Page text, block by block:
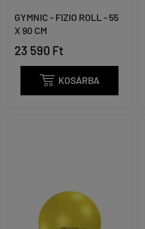
GYMNIC - FIZIO ROLL - 55
X 90 CM
23 590 Ft
 KOSÁRBA